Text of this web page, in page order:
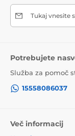
Tukaj vnesite
Potrebujete
Služba za pomoč
15558086037
Več informacij